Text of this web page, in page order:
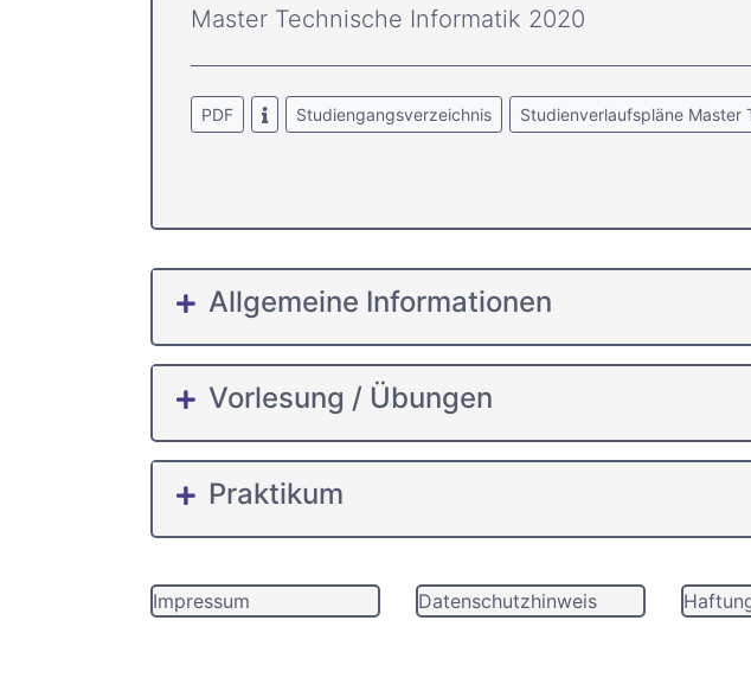
Master Technische Informatik 2020
PDF Studiengangsverzeichnis Studienverlaufspläne Master
Allgemeine Informationen
Vorlesung / Übungen
Praktikum
Impressum Datenschutzhinweis